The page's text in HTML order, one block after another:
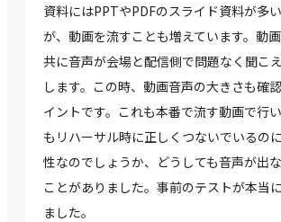
資料にはPPTやPDFのスライド資料が多
が、動画を流すことも増えています。動
共に音声が会場と配信側で問題なく聞こ
します。この時、動画音声の大きさも確
イントです。これも本番で流す動画で行
もリハーサル時に正しくつないでいるの
性なのでしょうか、どうしても音声が出
ことがありました。事前のテストが本当
ました。